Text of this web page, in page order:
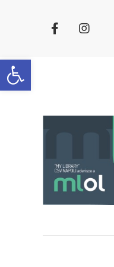
Apri la barra degli strumenti